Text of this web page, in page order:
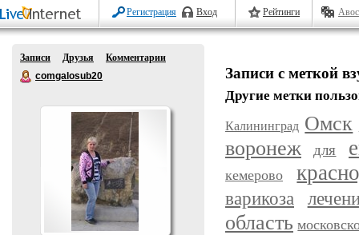
Регистрация Вход Рейтинги
Записи Друзья
Комментарии
comgalosub20
Записи с меткой
Другие метки
Калининград Омск
воронеж для
кемерово
варикоза
область